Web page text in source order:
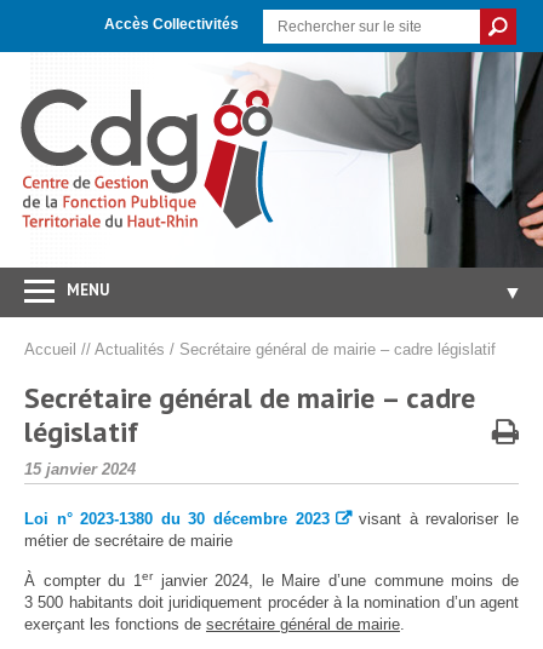
navigation
Accès Collectivités
MENU ▼
Concours/Examens ▼
Emploi
Protection sociale
Santé Sécurité au Travail ▼
Documentation
Accueil // Actualités / Secrétaire général de mairie – cadre législatif
Secrétaire général de mairie – cadre
législatif
Publié
le
15 janvier 2024
Loi n° 2023-1380 du 30 décembre 2023
visant à revaloriser le
métier de secrétaire de mairie
À compter du 1erjanvier 2024, le Maire d’une commune moins de
3 500 habitants doit juridiquement procéder à la nomination d’un agent
exerçant les fonctions de secrétaire général de mairie.